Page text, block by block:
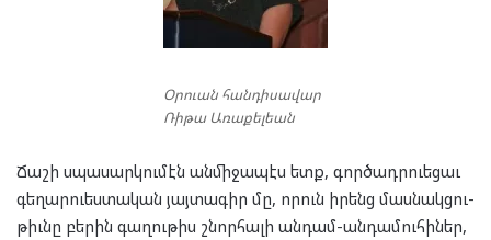
Օրուան հանդիսավար
Ռիթա Առաքելեան
Ճա­շի սպա­սար­կու­մէն ան­մի­ջա­պէս ետք, գոր­ծադր­ուե­ցաւ
գե­ղար­ուես­տա­կան յայ­տա­գիր մը, որուն իրենց մաս­նակ­ցու­
թիւնը բե­րին գա­ղու­թիս շնոր­հա­լի ան­դամ-ան­դա­մու­հի­ներ,